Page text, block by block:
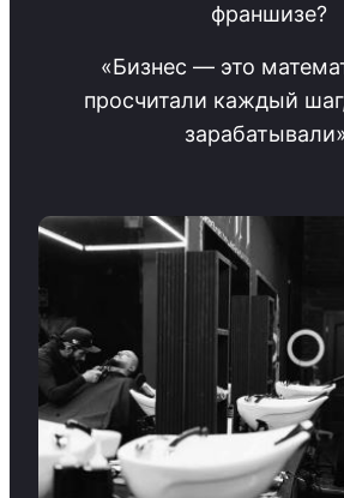
франшизе?
«Бизнес — это
просчитали каждый